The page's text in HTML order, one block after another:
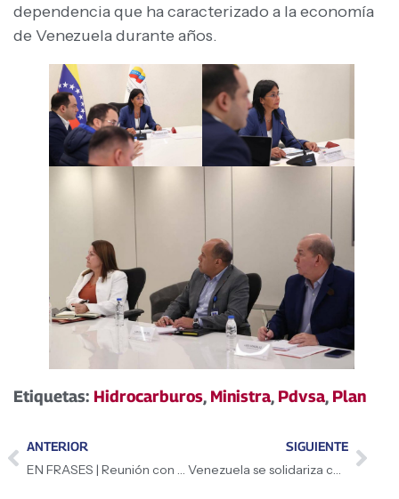
dependencia que ha caracterizado a la economía
de Venezuela durante años.
Etiquetas: Hidrocarburos, Ministra, Pdvsa, Plan
ANTERIOR
EN FRASES | Reunión con Alto Mando Político y Militar
SIGUIENTE
Venezuela se solidariza con China